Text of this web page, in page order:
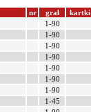
nr grał kartki
1-90
1-90
1-90
1-90
1-90
1-90
1-90
1-45